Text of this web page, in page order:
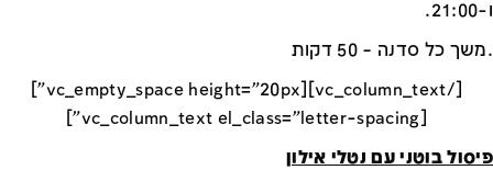
ו-21:00.
.משך כל סדנה – 50 דקות
[/vc_column_text][vc_empty_space height="20px"]
פיסול בוטני עם נטלי אילון